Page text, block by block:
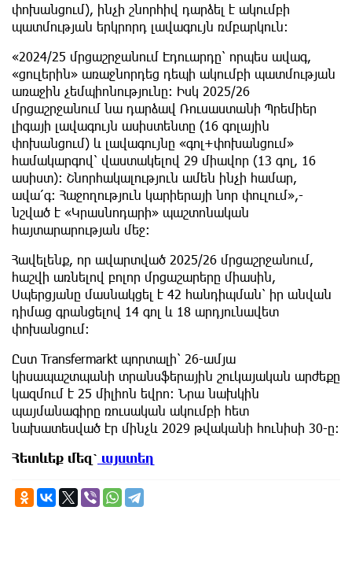
փոխանցում), ինչի շնորհիվ դարձել է ակումբի
պատմության երկրորդ լավագույն ռմբարկուն։
​«2024/25 մրցաշրջանում Էդուարդը՝ որպես ավագ,
«ցուլերին» առաջնորդեց դեպի ակումբի պատմության
առաջին չեմպիոնությունը։ Իսկ 2025/26
մրցաշրջանում նա դարձավ Ռուսաստանի Պրեմիեր
լիգայի լավագույն ասիստենտը (16 գոլային
փոխանցում) և լավագույնը «գոլ+փոխանցում»
համակարգով՝ վաստակելով 29 միավոր (13 գոլ, 16
ասիստ)։ Շնորհակալություն ամեն ինչի համար,
ավա՛գ։ Հաջողություն կարիերայի նոր փուլում»,-
նշված է «Կրասնոդարի» պաշտոնական
հայտարարության մեջ։
​Հավելենք, որ ավարտված 2025/26 մրցաշրջանում,
հաշվի առնելով բոլոր մրցաշարերը միասին,
Սպերցյանը մասնակցել է 42 հանդիպման՝ իր անվան
դիմաց գրանցելով 14 գոլ և 18 արդյունավետ
փոխանցում։
Ըստ Transfermarkt պորտալի՝ 26-ամյա
կիսապաշտպանի տրանսֆերային շուկայական արժեքը
կազմում է 25 միլիոն եվրո։ Նրա նախկին
պայմանագիրը ռուսական ակումբի հետ
նախատեսված էր մինչև 2029 թվականի հունիսի 30-ը։
Հետևեք մեզ՝ այստեղ